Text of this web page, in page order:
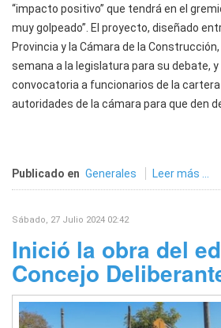
“impacto positivo” que tendrá en el
muy golpeado”. El proyecto, diseñado
Provincia y la Cámara de la
semana a la legislatura para su debate, y
convocatoria a funcionarios de la
autoridades de la cámara para que den
Publicado en Generales Leer más ...
Sábado, 27 Julio 2024 02:42
Inició la obra del
Concejo